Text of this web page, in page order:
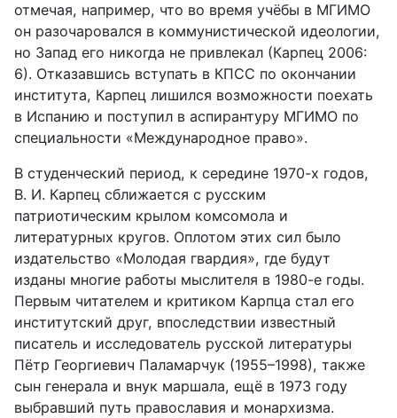
отмечая, напри­мер, что во время учёбы в МГИМО
он разочаровался в коммунистиче­ской идеологии,
но Запад его никогда не привлекал (Карпец 2006:
6). Отказавшись вступать в КПСС по окончании
института, Карпец лишился возможности поехать
в Испанию и поступил в аспирантуру МГИМО по
специальности «Международное право».
В студенческий период, к середине 1970-х годов,
В. И. Карпец сбли­жается с русским
патриотическим крылом комсомола и
литературных кругов. Оплотом этих сил было
издательство «Молодая гвардия», где будут
изданы многие работы мыслителя в 1980-е годы.
Первым чи­тателем и критиком Карпца стал его
институтский друг, впоследст­вии известный
писатель и исследователь русской литературы
Пётр Георгиевич Паламарчук (1955–1998), также
сын генерала и внук марша­ла, ещё в 1973 году
выбравший путь православия и монархизма.